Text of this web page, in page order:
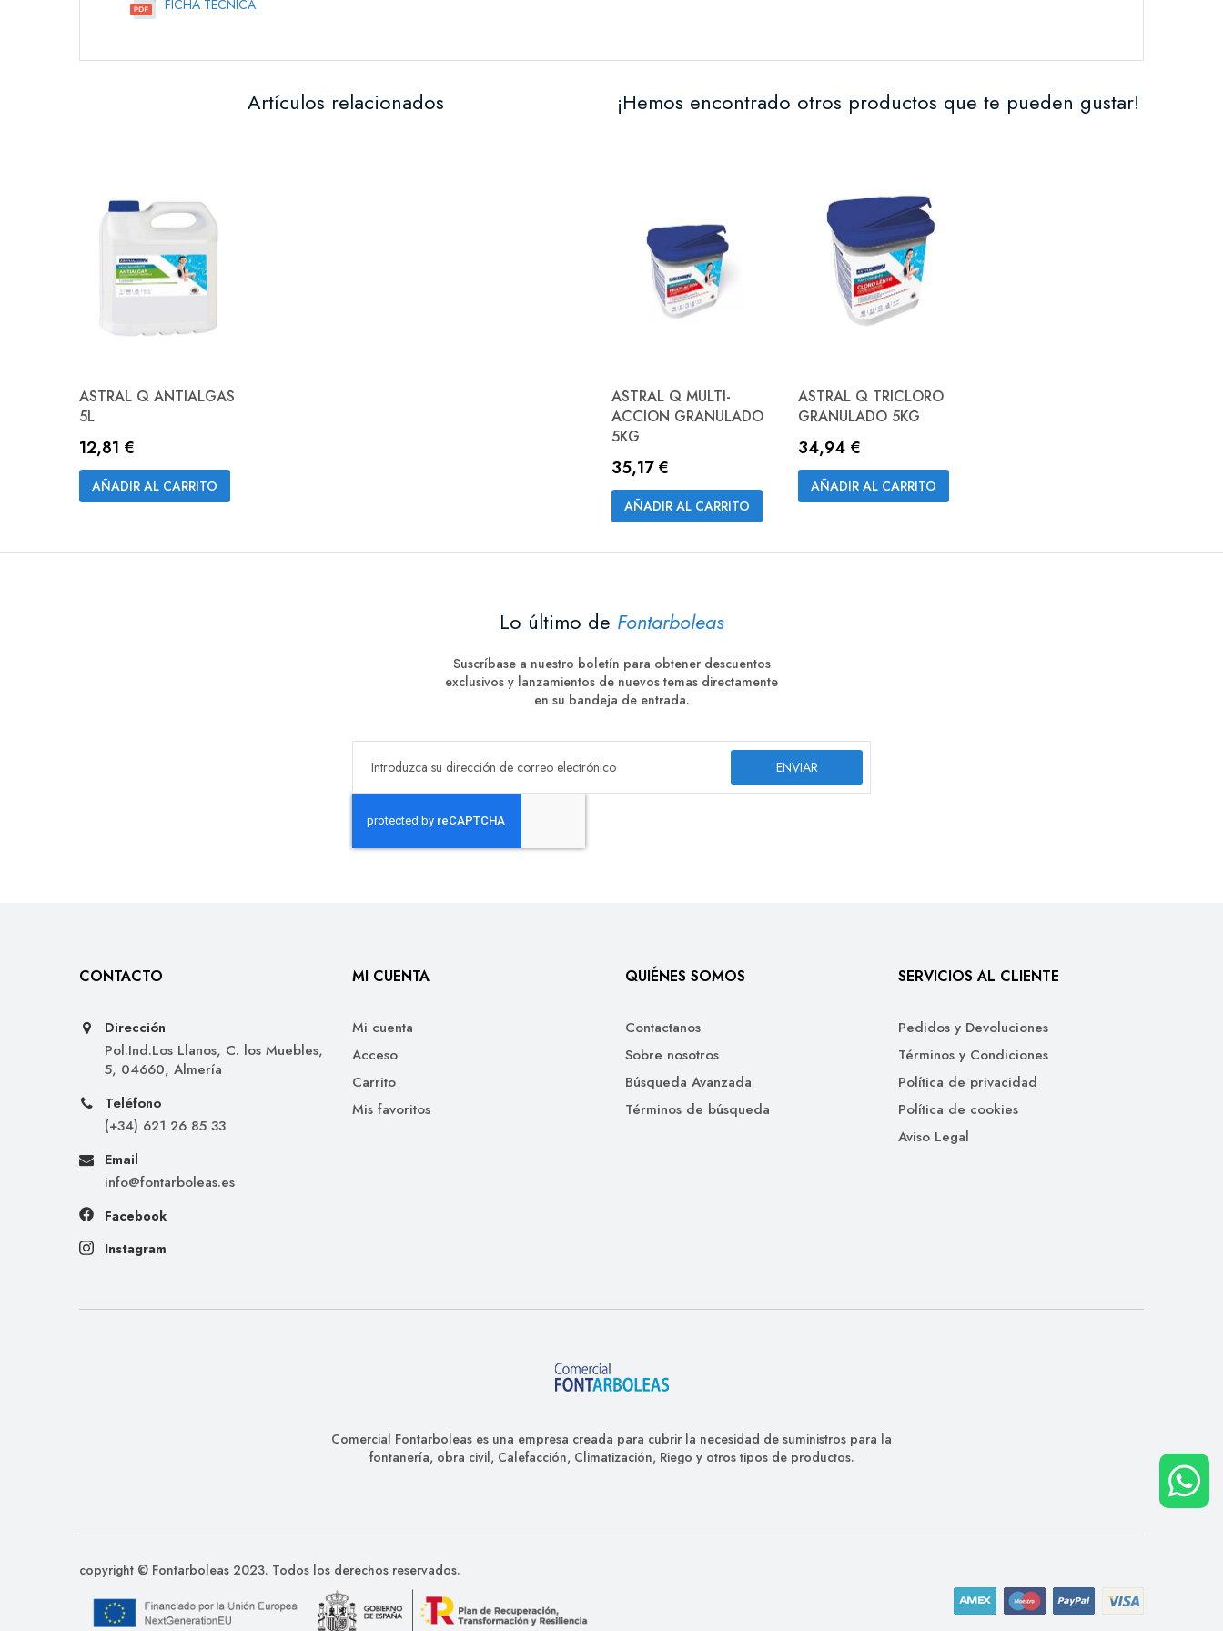
FICHA TECNICA
Artículos relacionados
ASTRAL Q ANTIALGAS
5L
12,81 €
AÑADIR AL CARRITO
¡Hemos encontrado otros productos que te pueden gustar!
ASTRAL Q MULTI-
ACCION GRANULADO
5KG
35,17 €
AÑADIR AL CARRITO
ASTRAL Q TRICLORO
GRANULADO 5KG
34,94 €
AÑADIR AL CARRITO
Lo último de Fontarboleas
Suscríbase a nuestro boletín para obtener descuentos
exclusivos y lanzamientos de nuevos temas directamente
en su bandeja de entrada.
ENVIAR
CONTACTO
Dirección
Pol.Ind.Los Llanos, C. los Muebles,
5, 04660, Almería
Teléfono
(+34) 621 26 85 33
Email
info@fontarboleas.es
Facebook
Instagram
MI CUENTA
Mi cuenta
Acceso
Carrito
Mis favoritos
QUIÉNES SOMOS
Contactanos
Sobre nosotros
Búsqueda Avanzada
Términos de búsqueda
SERVICIOS AL CLIENTE
Pedidos y Devoluciones
Términos y Condiciones
Política de privacidad
Política de cookies
Aviso Legal
Comercial Fontarboleas es una empresa creada para cubrir la necesidad de suministros para la
fontanería, obra civil, Calefacción, Climatización, Riego y otros tipos de productos.
copyright © Fontarboleas 2023. Todos los derechos reservados.